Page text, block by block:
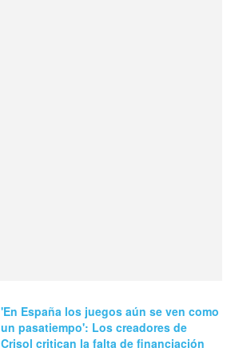
'En España los juegos aún se ven como
un pasatiempo': Los creadores de
Crisol critican la falta de financiación